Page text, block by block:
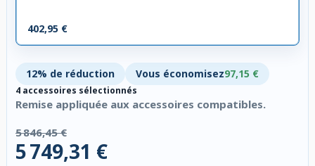
402,95 €
12% de réduction Vous économisez97,15 €
4 accessoires sélectionnés
Remise appliquée aux accessoires compatibles.
5 846,45 €
5 749,31 €